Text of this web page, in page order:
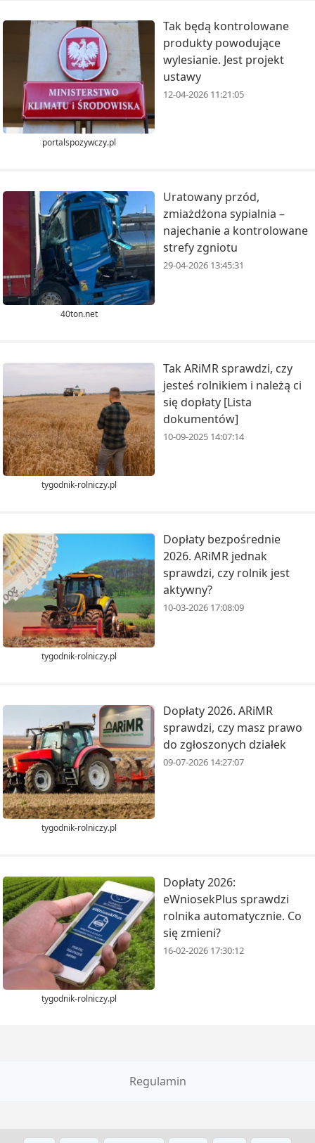
portalspozywczy.pl
Tak będą kontrolowane
produkty powodujące
wylesianie. Jest projekt
ustawy
12-04-2026 11:21:05
40ton.net
Uratowany przód,
zmiażdżona sypialnia –
najechanie a kontrolowane
strefy zgniotu
29-04-2026 13:45:31
tygodnik-rolniczy.pl
Tak ARiMR sprawdzi, czy
jesteś rolnikiem i należą ci
się dopłaty [Lista
dokumentów]
10-09-2025 14:07:14
tygodnik-rolniczy.pl
Dopłaty bezpośrednie
2026. ARiMR jednak
sprawdzi, czy rolnik jest
aktywny?
10-03-2026 17:08:09
tygodnik-rolniczy.pl
Dopłaty 2026. ARiMR
sprawdzi, czy masz prawo
do zgłoszonych działek
09-07-2026 14:27:07
tygodnik-rolniczy.pl
Dopłaty 2026:
eWniosekPlus sprawdzi
rolnika automatycznie. Co
się zmieni?
16-02-2026 17:30:12
Regulamin